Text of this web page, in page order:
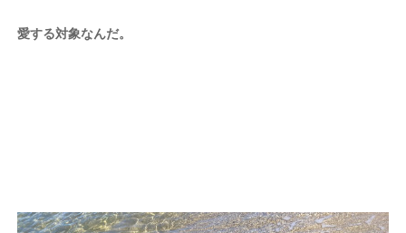
愛する対象なんだ。